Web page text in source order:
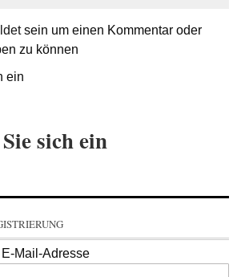
sein um einen Kommentar oder
zu können
ein
sich ein
Mail-Adresse